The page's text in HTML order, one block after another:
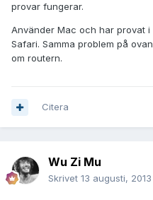
provar fungerar.
Använder Mac och har provat
Safari. Samma problem på
om routern.
Citera
Wu Zi Mu
Skrivet 13 augusti, 2013